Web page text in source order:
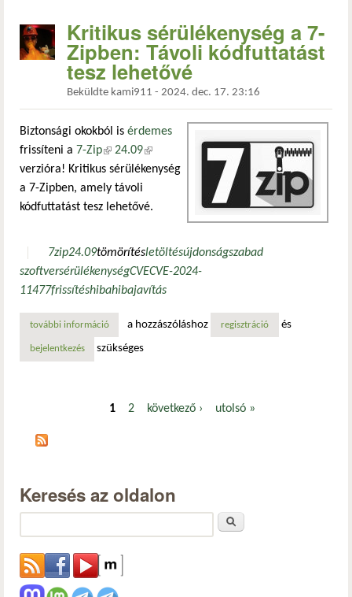
Kritikus sérülékenység a 7-
Zipben: Távoli kódfuttatást
tesz lehetővé
Beküldte kami911 - 2024. dec. 17. 23:16
Biztonsági okokból is érdemes
frissíteni a 7-Zip(külső hivatkozás)
24.09(külső hivatkozás)
verzióra! Kritikus sérülékenység
a 7-Zipben, amely távoli
kódfuttatást tesz lehetővé.
7zip24.09tömörítésletöltésújdonságszabad
szoftversérülékenységCVECVE-2024-
11477frissítéshibahibajavítás
további információkritikus sérülékenység a 7-zipben: távoli kódfuttatást tesz
a hozzászóláshoz regisztráció és
bejelentkezés szükséges
Oldalak
1 2 következő › utolsó »
Keresés az oldalon